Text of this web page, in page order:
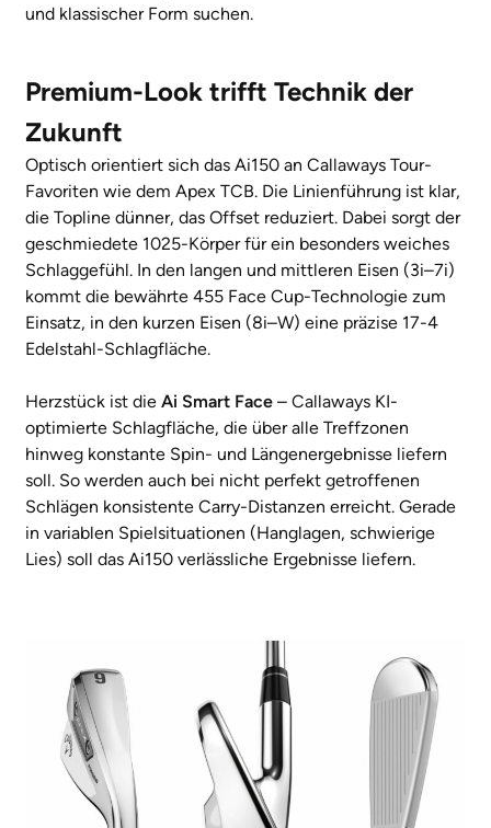
und klassischer Form suchen.
Premium-Look trifft Technik der
Zukunft
Optisch orientiert sich das Ai150 an Callaways Tour-
Favoriten wie dem Apex TCB. Die Linienführung ist klar,
die Topline dünner, das Offset reduziert. Dabei sorgt der
geschmiedete 1025-Körper für ein besonders weiches
Schlaggefühl. In den langen und mittleren Eisen (3i–7i)
kommt die bewährte 455 Face Cup-Technologie zum
Einsatz, in den kurzen Eisen (8i–W) eine präzise 17-4
Edelstahl-Schlagfläche.
Herzstück ist die Ai Smart Face – Callaways KI-
optimierte Schlagfläche, die über alle Treffzonen
hinweg konstante Spin- und Längenergebnisse liefern
soll. So werden auch bei nicht perfekt getroffenen
Schlägen konsistente Carry-Distanzen erreicht. Gerade
in variablen Spielsituationen (Hanglagen, schwierige
Lies) soll das Ai150 verlässliche Ergebnisse liefern.